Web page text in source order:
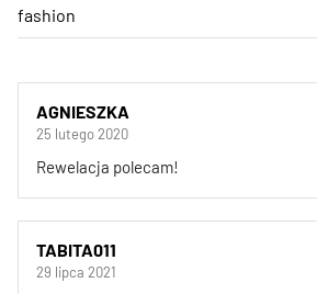
fashion
AGNIESZKA
25 lutego 2020
Rewelacja polecam!
TABITA011
29 lipca 2021